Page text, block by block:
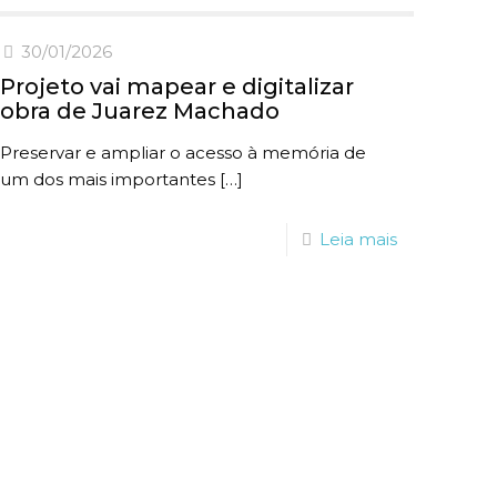
30/01/2026
Projeto vai mapear e digitalizar
obra de Juarez Machado
Preservar e ampliar o acesso à memória de
um dos mais importantes[…]
Leia mais